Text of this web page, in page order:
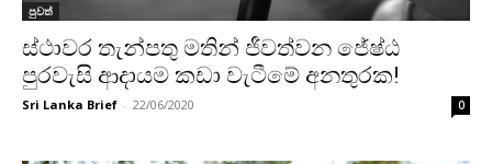
පුවත්
ස්ථාවර තැන්පතු මතින් ජීවත්වන ජේෂ්ඨ
පුරවැසි ආදායම කඩා වැටීමේ අනතුරක!
Sri Lanka Brief - 22/06/2020 0